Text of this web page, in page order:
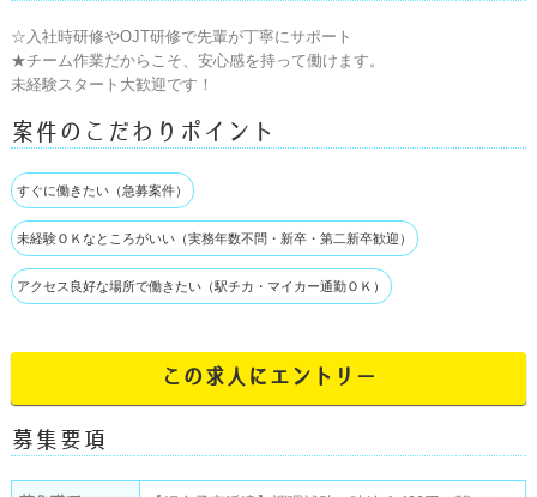
☆入社時研修やOJT研修で先輩が丁寧にサポート
★チーム作業だからこそ、安心感を持って働けます。
未経験スタート大歓迎です！
案件のこだわりポイント
すぐに働きたい（急募案件）
未経験ＯＫなところがいい（実務年数不問・新卒・第二新卒歓迎）
アクセス良好な場所で働きたい（駅チカ・マイカー通勤ＯＫ）
この求人にエントリー
募集要項